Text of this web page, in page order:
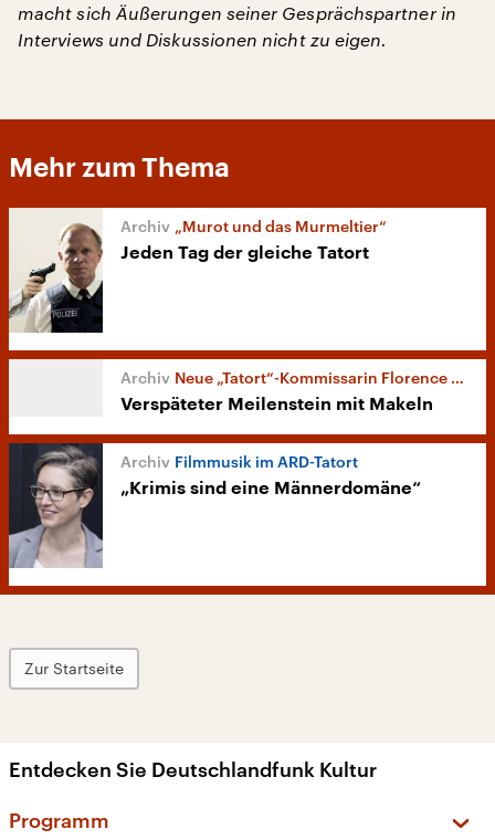
macht sich Äußerungen seiner Gesprächspartner in
Interviews und Diskussionen nicht zu eigen.
Mehr zum Thema
„Murot und das Murmeltier“
Jeden Tag der gleiche Tatort
Neue „Tatort“-Kommissarin Florence Kasumba
Verspäteter Meilenstein mit Makeln
Filmmusik im ARD-Tatort
„Krimis sind eine Männerdomäne“
Zur Startseite
Entdecken Sie Deutschlandfunk Kultur
Programm